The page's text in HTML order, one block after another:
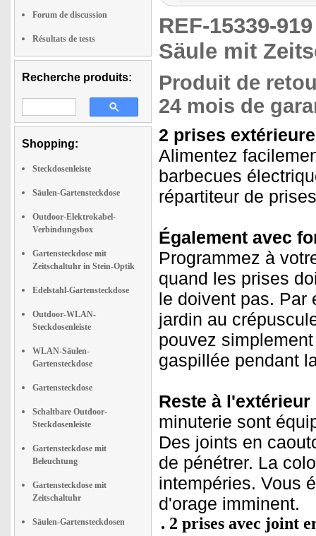
Forum de discussion
Résultats de tests
Recherche produits:
Shopping:
Steckdosenleiste
Säulen-Gartensteckdose
Outdoor-Elektrokabel-
Verbindungsbox
Gartensteckdose mit
Zeitschaltuhr in Stein-Optik
Edelstahl-Gartensteckdose
Outdoor-WLAN-
Steckdosenleiste
WLAN-Säulen-
Gartensteckdose
Gartensteckdose
Schaltbare Outdoor-
Steckdosenleiste
Gartensteckdose mit
Beleuchtung
Gartensteckdose mit
Zeitschaltuhr
Säulen-Gartensteckdosen
REF-15339-
Säule mit
Produit de
24 mois de
2 prises
Alimentez
barbecues
répartiteur de
Également avec
Programmez à
quand les prises
le doivent pas. Par
jardin au
pouvez
gaspillée pendant
Reste à
minuterie sont
Des joints en
de pénétrer. La
intempéries. Vous
d'orage imminent.
2 prises avec joint